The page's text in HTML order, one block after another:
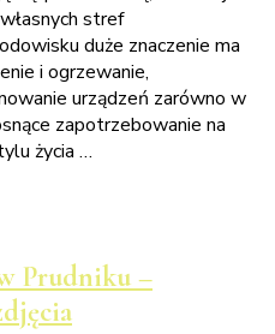
w
środowisku
mieszkalnym
stref
duże znaczenie ma
i ogrzewanie,
urządzeń zarówno w
zapotrzebowanie na
życia …
Prudniku –